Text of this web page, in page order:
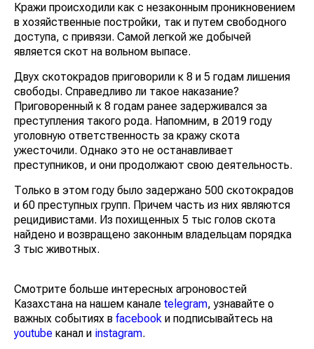
Кражи происходили как с незаконным проникновением
в хозяйственные постройки, так и путем свободного
доступа, с привязи. Самой легкой же добычей
является скот на вольном выпасе.
Двух скотокрадов приговорили к 8 и 5 годам лишения
свободы. Справедливо ли такое наказание?
Приговоренный к 8 годам ранее задерживался за
преступления такого рода. Напомним, в 2019 году
уголовную ответственность за кражу скота
ужесточили. Однако это не останавливает
преступников, и они продолжают свою деятельность.
Только в этом году было задержано 500 скотокрадов
и 60 преступных групп. Причем часть из них являются
рецидивистами. Из похищенных 5 тыс голов скота
найдено и возвращено законным владельцам порядка
3 тыс животных.
Смотрите больше интересных агроновостей
Казахстана на нашем канале telegram, узнавайте о
важных событиях в facebook и подписывайтесь на
youtube канал и instagram.